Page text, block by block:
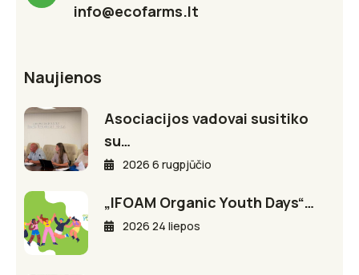
info@ecofarms.lt
Naujienos
Asociacijos vadovai susitiko
su…
2026 6 rugpjūčio
„IFOAM Organic Youth Days“…
2026 24 liepos